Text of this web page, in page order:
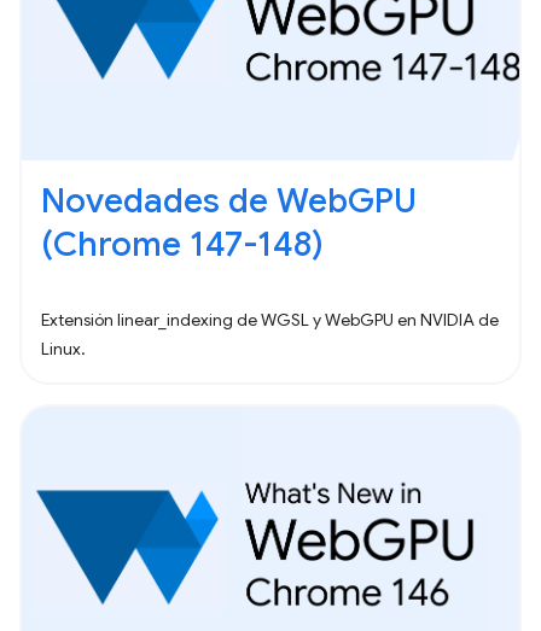
Novedades de WebGPU
(Chrome 147-148)
Extensión linear_indexing de WGSL y WebGPU en NVIDIA de
Linux.